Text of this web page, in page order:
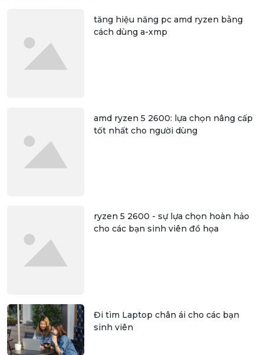
tăng hiệu năng pc amd ryzen bằng
cách dùng a-xmp
amd ryzen 5 2600: lựa chọn nâng cấp
tốt nhất cho người dùng
ryzen 5 2600 - sự lựa chọn hoàn hảo
cho các bạn sinh viên đồ họa
Đi tìm Laptop chân ái cho các bạn
sinh viên